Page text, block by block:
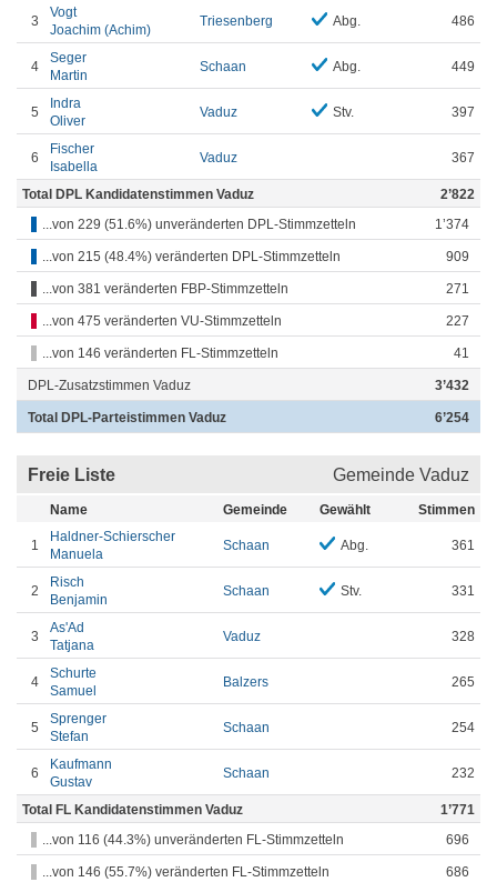
3
Vogt
Joachim (Achim)
Triesenberg Abg. 486
4
Seger
Martin
Schaan Abg. 449
5
Indra
Oliver
Vaduz Stv. 397
6
Fischer
Isabella
Vaduz 367
Total DPL Kandidatenstimmen Vaduz
2’822
...von 229 (51.6%) unveränderten DPL-Stimmzetteln
1’374
...von 215 (48.4%) veränderten DPL-Stimmzetteln 909
...von 381 veränderten FBP-Stimmzetteln 271
...von 475 veränderten VU-Stimmzetteln 227
...von 146 veränderten FL-Stimmzetteln 41
DPL-Zusatzstimmen Vaduz 3’432
Total DPL-Parteistimmen Vaduz 6’254
Freie Liste Gemeinde Vaduz
Name Gemeinde Gewählt Stimmen
1
Haldner-Schierscher
Manuela
Schaan Abg. 361
2
Risch
Benjamin
Schaan Stv. 331
3
As'Ad
Tatjana
Vaduz 328
4
Schurte
Samuel
Balzers 265
5
Sprenger
Stefan
Schaan 254
6
Kaufmann
Gustav
Schaan 232
Total FL Kandidatenstimmen Vaduz
1’771
...von 116 (44.3%) unveränderten FL-Stimmzetteln
696
...von 146 (55.7%) veränderten FL-Stimmzetteln 686